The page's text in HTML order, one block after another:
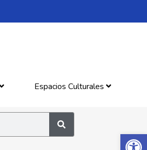
Abrir
Espacios Culturales